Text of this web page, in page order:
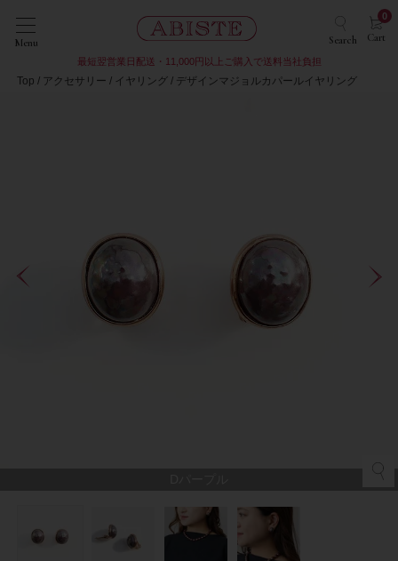
Menu Search Cart
0
最短翌営業日配送・11,000円以上ご購入で送料当社負担
Top アクセサリー イヤリング デザインマジョルカパールイヤリング